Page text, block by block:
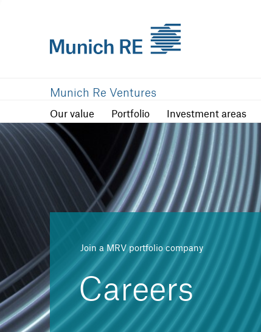
Munich Re Ventures
Our value Portfolio Investment areas
Portfolio
Join a MRV portfolio company
Careers